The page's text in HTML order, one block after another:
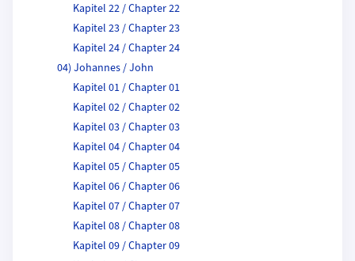
Kapitel 22 / Chapter 22
Kapitel 23 / Chapter 23
Kapitel 24 / Chapter 24
04) Johannes / John
Kapitel 01 / Chapter 01
Kapitel 02 / Chapter 02
Kapitel 03 / Chapter 03
Kapitel 04 / Chapter 04
Kapitel 05 / Chapter 05
Kapitel 06 / Chapter 06
Kapitel 07 / Chapter 07
Kapitel 08 / Chapter 08
Kapitel 09 / Chapter 09